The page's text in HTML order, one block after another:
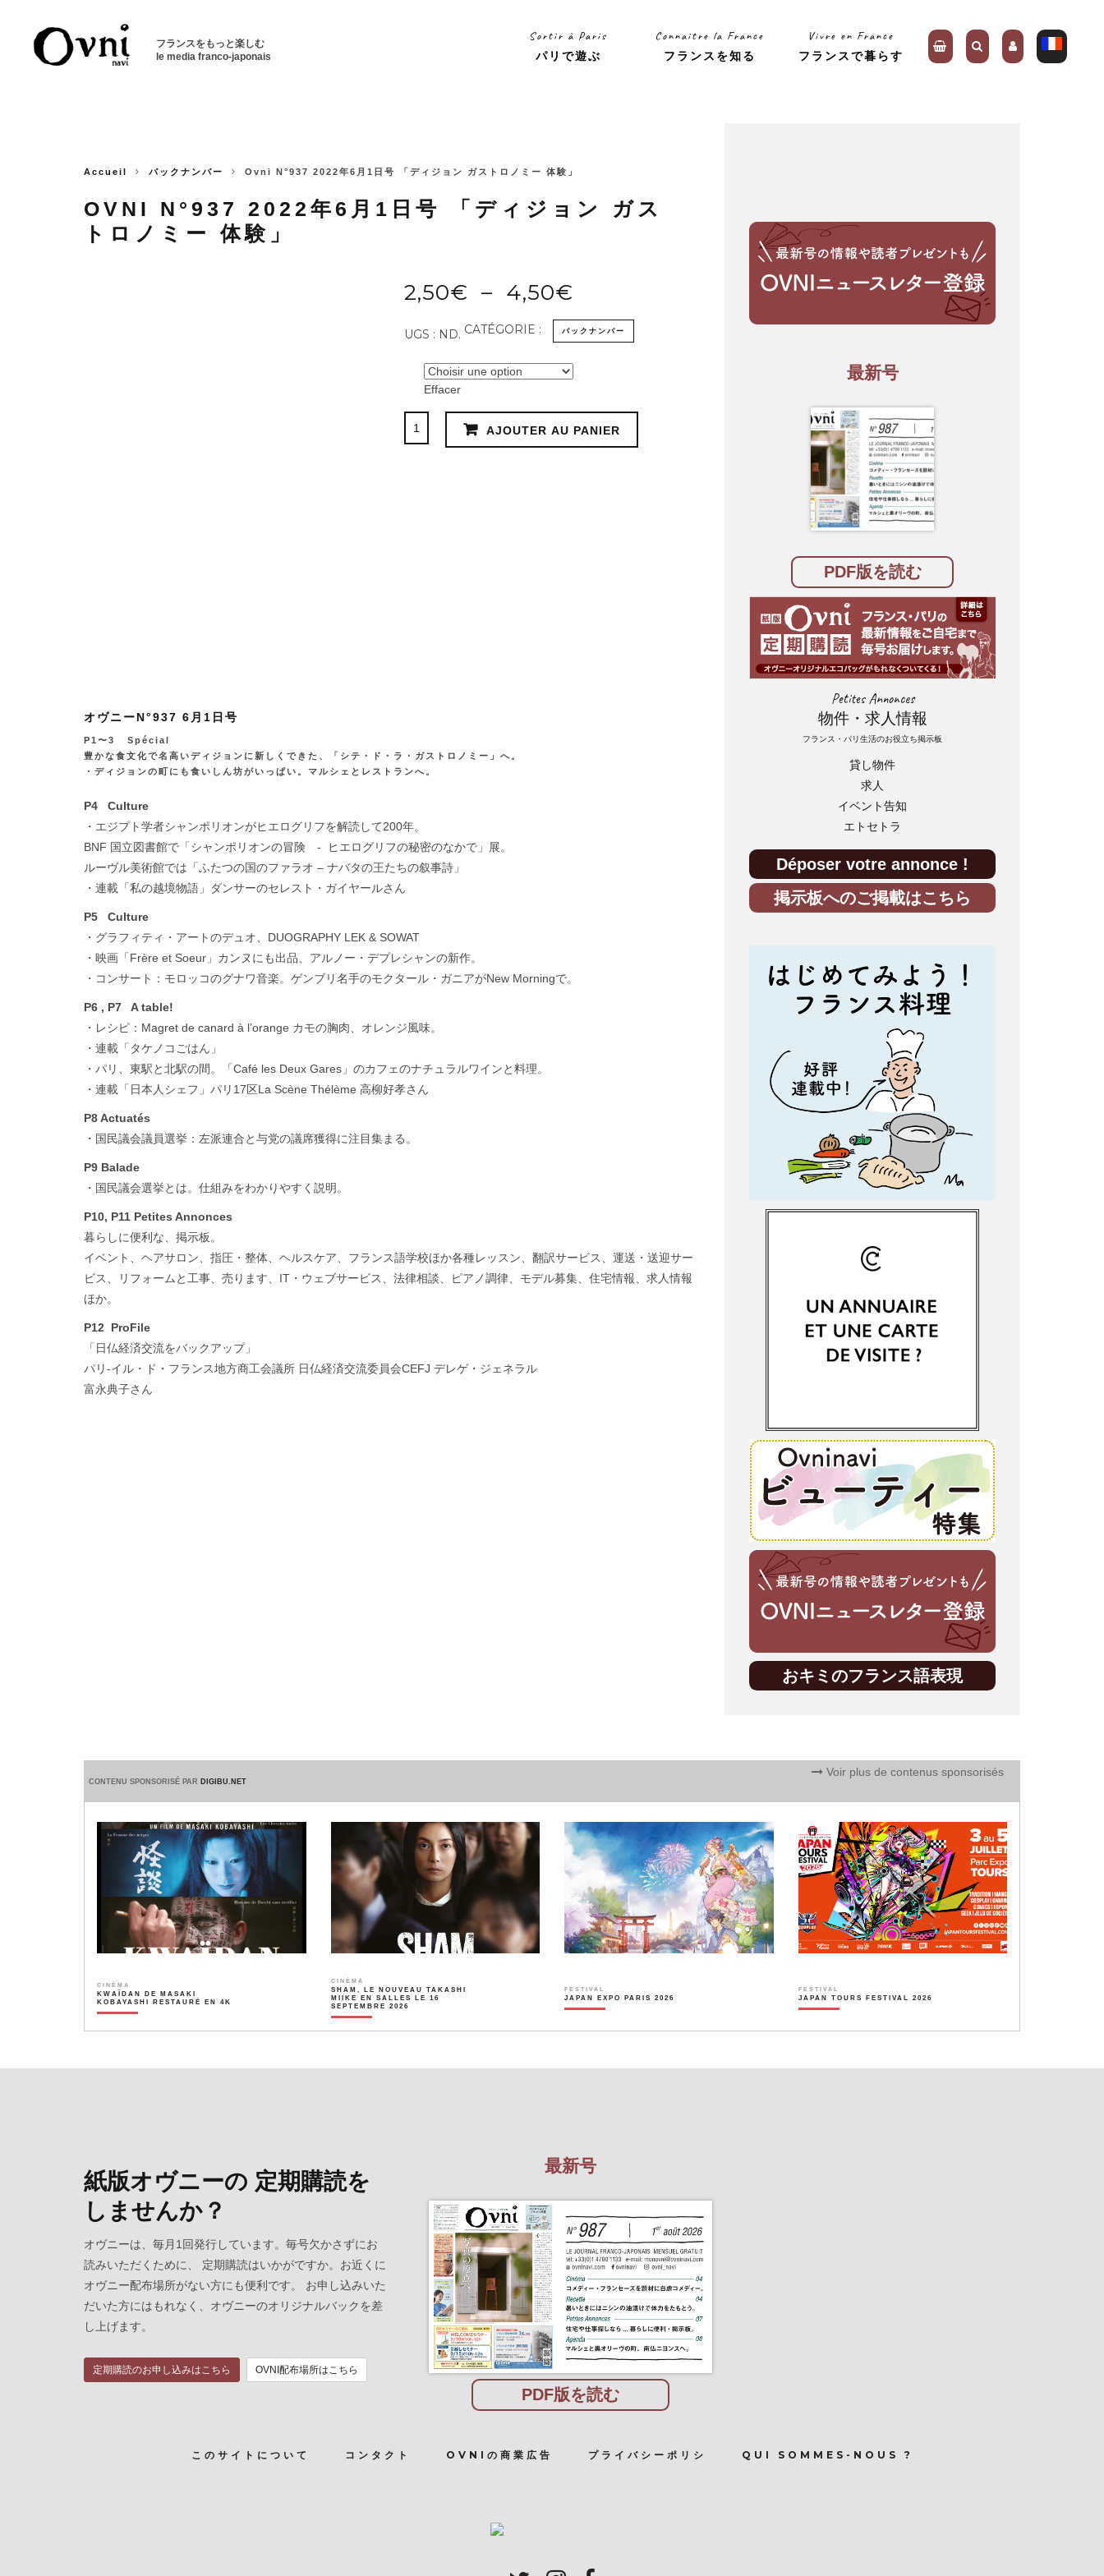
フランスをもっと楽しむ
le media franco-japonais
Sortir à Paris
パリで遊ぶ
Connaitre la France
フランスを知る
Vivre en France
フランスで暮らす
Accueil バックナンバー Ovni N°937 2022年6月1日号 「ディジョン ガストロノミー 体験」
OVNI N°937 2022年6月1日号 「ディジョン ガス
トロノミー 体験」
2,50€ – 4,50€
de
prix :
2,50€
à
UGS : ND. CATÉGORIE : バックナンバー
Effacer
de
ス
ノ
ミ
ー
体
AJOUTER AU PANIER
オヴニーN°937 6月1日号
P1〜3 Spécial
豊かな食文化で名高いディジョンに新しくできた、「シテ・ド・ラ・ガストロノミー」へ。
・ディジョンの町にも食いしん坊がいっぱい。マルシェとレストランへ。
P4 Culture
・エジプト学者シャンポリオンがヒエログリフを解読して200年。
BNF 国立図書館で「シャンポリオンの冒険 - ヒエログリフの秘密のなかで」展。
ルーヴル美術館では「ふたつの国のファラオ – ナバタの王たちの叙事詩」
・連載「私の越境物語」ダンサーのセレスト・ガイヤールさん
P5 Culture
・グラフィティ・アートのデュオ、DUOGRAPHY LEK & SOWAT
・映画「Frère et Soeur」カンヌにも出品、アルノー・デプレシャンの新作。
・コンサート：モロッコのグナワ音楽。ゲンブリ名手のモクタール・ガニアがNew Morningで。
P6 , P7 A table!
・レシピ：Magret de canard à l’orange カモの胸肉、オレンジ風味。
・連載「タケノコごはん」
・パリ、東駅と北駅の間。「Café les Deux Gares」のカフェのナチュラルワインと料理。
・連載「日本人シェフ」パリ17区La Scène Thélème 高柳好孝さん
P8 Actuatés
・国民議会議員選挙：左派連合と与党の議席獲得に注目集まる。
P9 Balade
・国民議会選挙とは。仕組みをわかりやすく説明。
P10, P11 Petites Annonces
暮らしに便利な、掲示板。
イベント、ヘアサロン、指圧・整体、ヘルスケア、フランス語学校ほか各種レッスン、翻訳サービス、運送・送迎サー
ビス、リフォームと工事、売ります、IT・ウェブサービス、法律相談、ピアノ調律、モデル募集、住宅情報、求人情報
ほか。
P12 ProFile
「日仏経済交流をバックアップ」
パリ-イル・ド・フランス地方商工会議所 日仏経済交流委員会CEFJ デレゲ・ジェネラル
富永典子さん
最新号
PDF版を読む
Petites Annonces
物件・求人情報
フランス・パリ生活のお役立ち掲示板
貸し物件
求人
イベント告知
エトセトラ
Déposer votre annonce !
掲示板へのご掲載はこちら
おキミのフランス語表現
CONTENU SPONSORISÉ PAR DIGIBU.NET
Voir plus de contenus sponsorisés
CINÉMA
KWAÏDAN DE MASAKI
KOBAYASHI RESTAURÉ EN 4K
CINÉMA
SHAM, LE NOUVEAU TAKASHI
MIIKE EN SALLES LE 16
SEPTEMBRE 2026
FESTIVAL
JAPAN EXPO PARIS 2026
FESTIVAL
JAPAN TOURS FESTIVAL 2026
紙版オヴニーの 定期購読を
しませんか？
オヴニーは、毎月1回発行しています。毎号欠かさずにお
読みいただくために、 定期購読はいかがですか。お近くに
オヴニー配布場所がない方にも便利です。 お申し込みいた
だいた方にはもれなく、オヴニーのオリジナルバックを差
し上げます。
定期購読のお申し込みはこちら OVNI配布場所はこちら
最新号
PDF版を読む
このサイトについて コンタクト OVNIの商業広告 プライバシーポリシ QUI SOMMES-NOUS ?